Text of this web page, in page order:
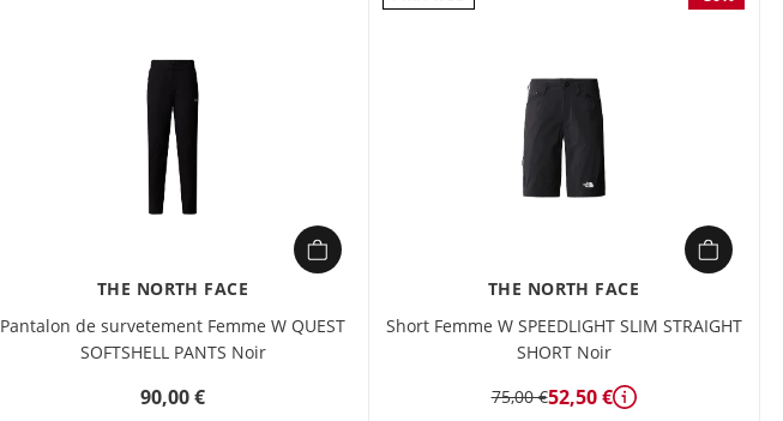
THE NORTH FACE
Pantalon de survetement Femme W QUEST
SOFTSHELL PANTS Noir
90,00 €
THE NORTH FACE
Short Femme W SPEEDLIGHT SLIM STRAIGHT
SHORT Noir
75,00 €52,50 € Détails